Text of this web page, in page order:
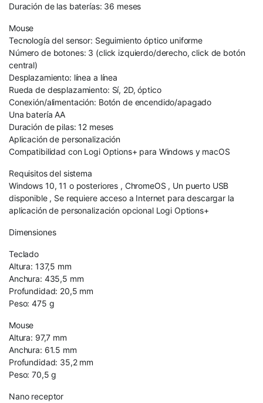
Duración de las baterías: 36 meses
Mouse
Tecnología del sensor: Seguimiento óptico uniforme
Número de botones: 3 (click izquierdo/derecho, click de botón
central)
Desplazamiento: línea a línea
Rueda de desplazamiento: Sí, 2D, óptico
Conexión/alimentación: Botón de encendido/apagado
Una batería AA
Duración de pilas: 12 meses
Aplicación de personalización
Compatibilidad con Logi Options+ para Windows y macOS
Requisitos del sistema
Windows 10, 11 o posteriores , ChromeOS , Un puerto USB
disponible , Se requiere acceso a Internet para descargar la
aplicación de personalización opcional Logi Options+
Dimensiones
Teclado
Altura: 137,5 mm
Anchura: 435,5 mm
Profundidad: 20,5 mm
Peso: 475 g
Mouse
Altura: 97,7 mm
Anchura: 61.5 mm
Profundidad: 35,2 mm
Peso: 70,5 g
Nano receptor